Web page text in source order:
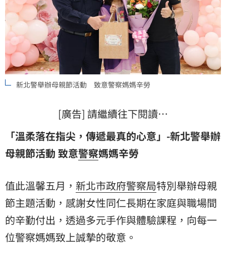
新北警舉辦母親節活動 致意警察媽媽辛勞
[廣告] 請繼續往下閱讀…
「溫柔落在指尖，傳遞最真的心意」-新北警舉辦
母親節活動 致意警察媽媽辛勞
值此溫馨五月， 新北市政府警察局特別舉辦母親
節主題活動，感謝女性同仁長期在家庭與職場間
的辛勤付出，透過多元手作與體驗課程，向每一
位警察媽媽致上誠摯的敬意。